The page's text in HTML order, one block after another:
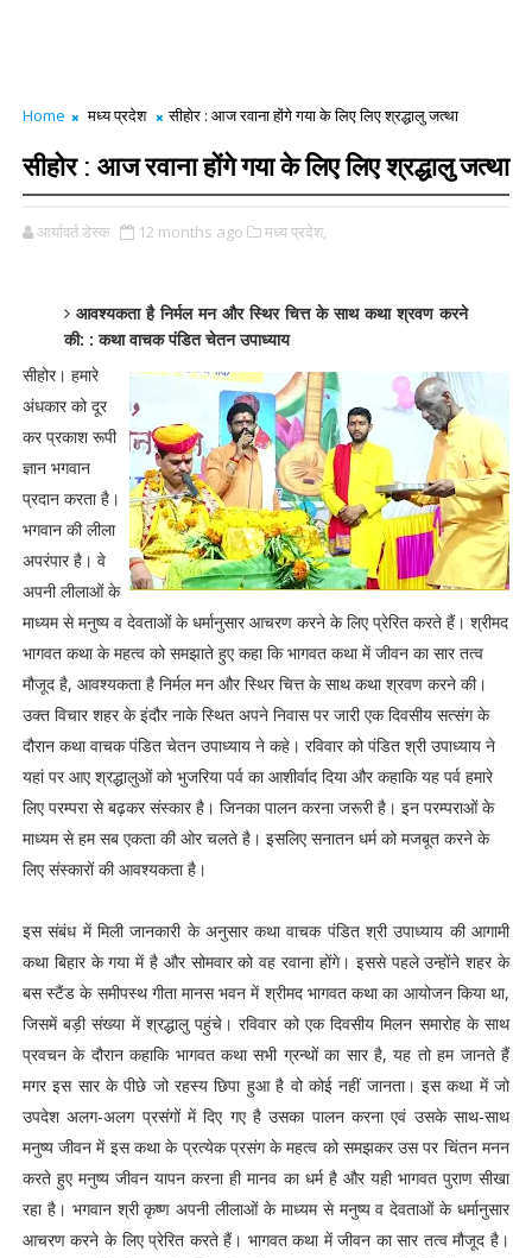
Home मध्य प्रदेश सीहोर : आज रवाना होंगे गया के लिए लिए श्रद्धालु जत्था
सीहोर : आज रवाना होंगे गया के लिए लिए श्रद्धालु जत्था
आर्यावर्त डेस्क 12 months ago मध्य प्रदेश,
आवश्यकता है निर्मल मन और स्थिर चित्त के साथ कथा श्रवण करने
की: : कथा वाचक पंडित चेतन उपाध्याय
सीहोर। हमारे
अंधकार को दूर
कर प्रकाश रूपी
ज्ञान भगवान
प्रदान करता है।
भगवान की लीला
अपरंपार है। वे
अपनी लीलाओं के
माध्यम से मनुष्य व देवताओं के धर्मानुसार आचरण करने के लिए प्रेरित करते हैं। श्रीमद
भागवत कथा के महत्व को समझाते हुए कहा कि भागवत कथा में जीवन का सार तत्व
मौजूद है, आवश्यकता है निर्मल मन और स्थिर चित्त के साथ कथा श्रवण करने की।
उक्त विचार शहर के इंदौर नाके स्थित अपने निवास पर जारी एक दिवसीय सत्संग के
दौरान कथा वाचक पंडित चेतन उपाध्याय ने कहे। रविवार को पंडित श्री उपाध्याय ने
यहां पर आए श्रद्धालुओं को भुजरिया पर्व का आशीर्वाद दिया और कहाकि यह पर्व हमारे
लिए परम्परा से बढ़कर संस्कार है। जिनका पालन करना जरूरी है। इन परम्पराओं के
माध्यम से हम सब एकता की ओर चलते है। इसलिए सनातन धर्म को मजबूत करने के
लिए संस्कारों की आवश्यकता है।
इस संबंध में मिली जानकारी के अनुसार कथा वाचक पंडित श्री उपाध्याय की आगामी
कथा बिहार के गया में है और सोमवार को वह रवाना होंगे। इससे पहले उन्होंने शहर के
बस स्टैंड के समीपस्थ गीता मानस भवन में श्रीमद भागवत कथा का आयोजन किया था,
जिसमें बड़ी संख्या में श्रद्धालु पहुंचे। रविवार को एक दिवसीय मिलन समारोह के साथ
प्रवचन के दौरान कहाकि भागवत कथा सभी ग्रन्थों का सार है, यह तो हम जानते हैं
मगर इस सार के पीछे जो रहस्य छिपा हुआ है वो कोई नहीं जानता। इस कथा में जो
उपदेश अलग-अलग प्रसंगों में दिए गए है उसका पालन करना एवं उसके साथ-साथ
मनुष्य जीवन में इस कथा के प्रत्येक प्रसंग के महत्व को समझकर उस पर चिंतन मनन
करते हुए मनुष्य जीवन यापन करना ही मानव का धर्म है और यही भागवत पुराण सीखा
रहा है। भगवान श्री कृष्ण अपनी लीलाओं के माध्यम से मनुष्य व देवताओं के धर्मानुसार
आचरण करने के लिए प्रेरित करते हैं। भागवत कथा में जीवन का सार तत्व मौजूद है।